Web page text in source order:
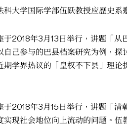
科大学国际学部伍跃教授应歷史系
于2018年3月13日举行，讲题「
自己参与的巴县档案研究为例，
期学界热议的「皇权不下县」理
于2018年3月15日举行，讲题「
实现社会地位向上流动的问题。